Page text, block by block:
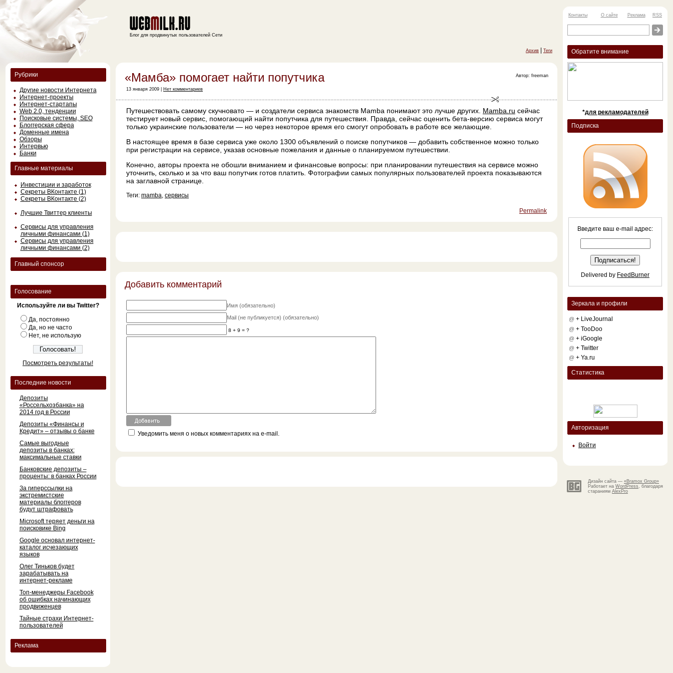
Рубрики
Другие новости Интернета
Интернет-проекты
Интернет-стартапы
Web 2.0, тенденции
Поисковые системы, SEO
Блоггерская сфера
Доменные имена
Обзоры
Интервью
Банки
Главные материалы
Инвестиции и заработок
Секреты ВКонтакте (1)
Секреты ВКонтакте (2)
Лучшие Твиттер клиенты
Сервисы для управления
личными финансами (1)
Сервисы для управления
личными финансами (2)
Главный спонсор
Голосование
Используйте ли вы Twitter?
Да, постоянно
Да, но не часто
Нет, не использую
Посмотреть результаты!
Последние новости
Депозиты
«Россельхозбанка» на
2014 год в России
Депозиты «Финансы и
Кредит» – отзывы о банке
Самые выгодные
депозиты в банках:
максимальные ставки
Банковские депозиты –
проценты: в банках России
За гиперссылки на
экстремистские
материалы блоггеров
будут штрафовать
Microsoft теряет деньги на
поисковике Bing
Google основал интернет-
каталог исчезающих
языков
Олег Тиньков будет
зарабатывать на
интернет-рекламе
Топ-менеджеры Facebook
об ошибках начинающих
продвиженцев
Тайные страхи Интернет-
пользователей
Реклама
Блог для продвинутых пользователей Сети
Архив Теги
«Мамба» помогает найти попутчика
13 января 2009 | Нет комментариев
Автор: freeman
Путешествовать самому скучновато — и создатели сервиса знакомств Mamba понимают это лучше других. Mamba.ru сейчас
тестирует новый сервис, помогающий найти попутчика для путешествия. Правда, сейчас оценить бета-версию сервиса могут
только украинские пользователи — но через некоторое время его смогут опробовать в работе все желающие.
В настоящее время в базе сервиса уже около 1300 объявлений о поиске попутчиков — добавить собственное можно только
при регистрации на сервисе, указав основные пожелания и данные о планируемом путешествии.
Конечно, авторы проекта не обошли вниманием и финансовые вопросы: при планировании путешествия на сервисе можно
уточнить, сколько и за что ваш попутчик готов платить. Фотографии самых популярных пользователей проекта показываются
на заглавной странице.
Теги: mamba, сервисы
Permalink
Добавить комментарий
Имя (обязательно)
Mail (не публикуется) (обязательно)
8 + 9 = ?
Уведомить меня о новых комментариях на e-mail.
Контакты О сайте Реклама RSS
Обратите внимание
*для рекламодателей
Подписка
Введите ваш e-mail адрес:
Delivered by FeedBurner
Зеркала и профили
@ + LiveJournal
@ + TooDoo
@ + iGoogle
@ + Twitter
@ + Ya.ru
Статистика
Авторизация
Войти
Дизайн сайта — «Bramox Group»
Работает на WordPress, благодаря
стараниям AlexPro